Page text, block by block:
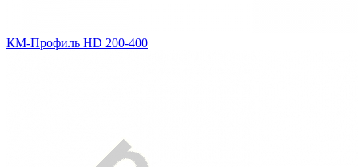
КМ-Профиль HD 200-400